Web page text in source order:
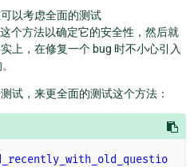
以考虑全面的测试
这个方法以确定它的安全性，然后就
上，在修复一个 bug 时不小心引入
试，来更全面的测试这个方法：